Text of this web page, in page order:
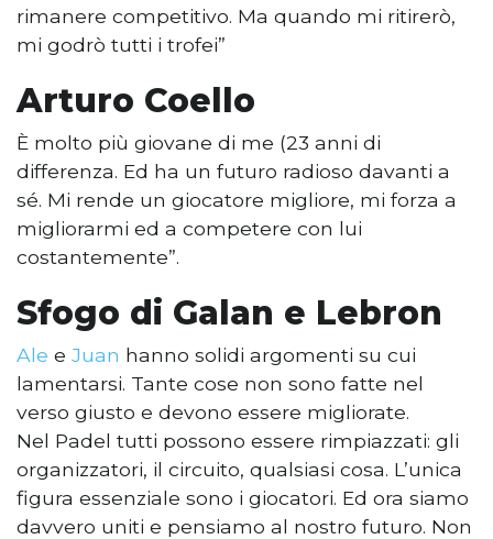
rimanere competitivo. Ma quando mi ritirerò,
mi godrò tutti i trofei”
Arturo Coello
È molto più giovane di me (23 anni di
differenza. Ed ha un futuro radioso davanti a
sé. Mi rende un giocatore migliore, mi forza a
migliorarmi ed a competere con lui
costantemente”.
Sfogo di Galan e Lebron
Ale e Juan hanno solidi argomenti su cui
lamentarsi. Tante cose non sono fatte nel
verso giusto e devono essere migliorate.
Nel Padel tutti possono essere rimpiazzati: gli
organizzatori, il circuito, qualsiasi cosa. L’unica
figura essenziale sono i giocatori. Ed ora siamo
davvero uniti e pensiamo al nostro futuro. Non